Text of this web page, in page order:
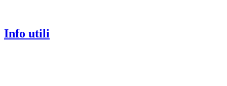
Info utili